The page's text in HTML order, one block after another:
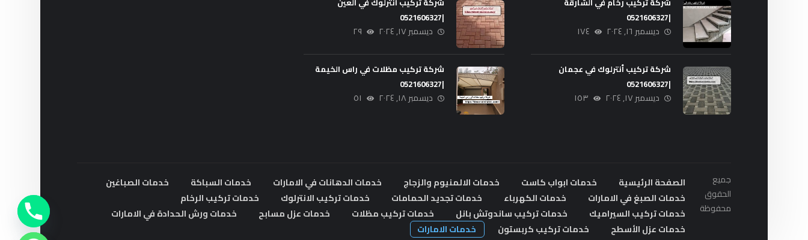
|0521606327
ديسمبر ١٦, ٢٠٢٤ ١٧٤
شركة تركيب أنترلوك في عجمان
|0521606327
ديسمبر ١٧, ٢٠٢٤ ١٥٣
|0521606327
ديسمبر ١٧, ٢٠٢٤ ٢٩
شركة تركيب مظلات في راس الخيمة
|0521606327
ديسمبر ١٨, ٢٠٢٤ ٥١
جميع
الحقوق
محفوظة
الصفحة الرئيسية خدمات ابواب كاست خدمات الالمنيوم والزجاج خدمات الدهانات في الامارات خدمات السباكة
خدمات الصباغين
خدمات الصبغ في الامارات
خدمات الكهرباء خدمات تجديد الحمامات خدمات تركيب الانترلوك
خدمات تركيب الرخام
خدمات تركيب السيراميك
خدمات تركيب ساندوتش بانل خدمات تركيب مظلات خدمات عزل مسابح
خدمات ورش الحدادة في الامارات
خدمات عزل الأسطح
خدمات تركيب كربستون خدمات الامارات